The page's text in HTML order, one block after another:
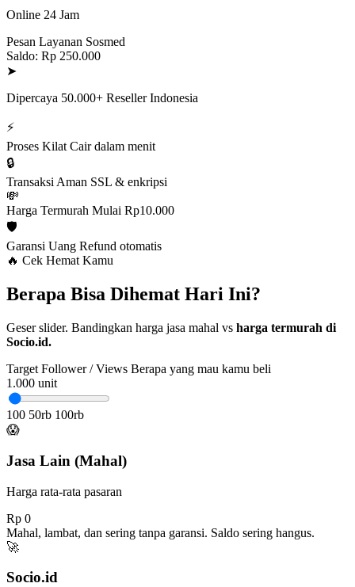
Online 24 Jam
Pesan Layanan Sosmed
Saldo: Rp 250.000
➤
Dipercaya 50.000+ Reseller Indonesia
⚡
Proses Kilat Cair dalam menit
🔒
Transaksi Aman SSL & enkripsi
💸
Harga Termurah Mulai Rp10.000
🛡️
Garansi Uang Refund otomatis
🔥 Cek Hemat Kamu
Berapa Bisa Dihemat Hari Ini?
Geser slider. Bandingkan harga jasa mahal vs harga termurah di
Socio.id.
Target Follower / Views Berapa yang mau kamu beli
1.000 unit
100 50rb 100rb
😱
Jasa Lain (Mahal)
Harga rata-rata pasaran
Rp 0
Mahal, lambat, dan sering tanpa garansi. Saldo sering hangus.
🚀
Socio.id